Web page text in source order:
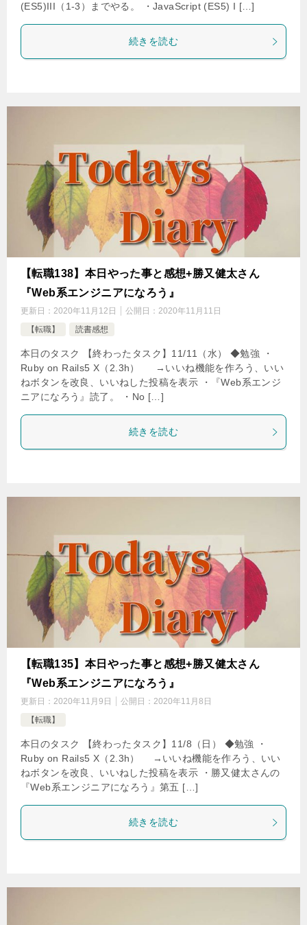
(ES5)III（1-3）までやる。 ・JavaScript (ES5) I […]
続きを読む
【転職138】本日やった事と感想+勝又健太さん
『Web系エンジニアになろう』
更新日： 2020年11月12日 公開日： 2020年11月11日
【転職】
読書感想
本日のタスク 【終わったタスク】11/11（水） ◆勉強 ・
Ruby on Rails5 X（2.3h） →いいね機能を作ろう、いい
ねボタンを改良、いいねした投稿を表示 ・『Web系エンジ
ニアになろう』読了。 ・No […]
続きを読む
【転職135】本日やった事と感想+勝又健太さん
『Web系エンジニアになろう』
更新日： 2020年11月9日 公開日： 2020年11月8日
【転職】
本日のタスク 【終わったタスク】11/8（日） ◆勉強 ・
Ruby on Rails5 X（2.3h） →いいね機能を作ろう、いい
ねボタンを改良、いいねした投稿を表示 ・勝又健太さんの
『Web系エンジニアになろう』第五 […]
続きを読む